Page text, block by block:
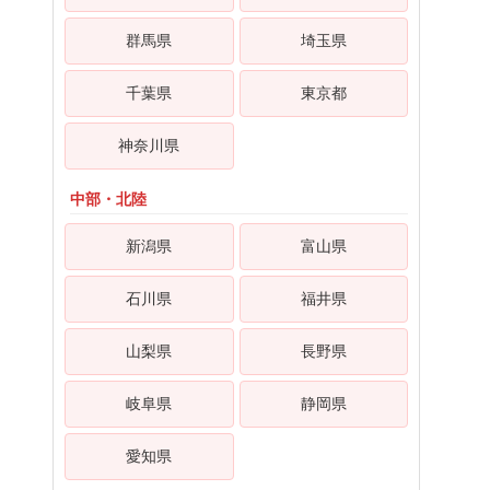
群馬県 埼玉県
千葉県 東京都
神奈川県
中部・北陸
新潟県 富山県
石川県 福井県
山梨県 長野県
岐阜県 静岡県
愛知県